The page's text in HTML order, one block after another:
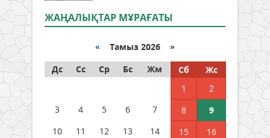
ЖАҢАЛЫҚТАР МҰРАҒАТЫ
« Тамыз 2026 »
Дс
Сс Ср Бс Жм Сб
Жс
1
2
3
4 5 6 7 8
9
10
11 12 13 14 15
16